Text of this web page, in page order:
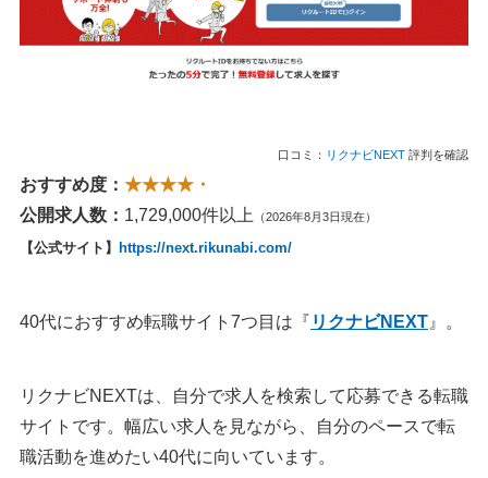
口コミ： リクナビNEXT 評判を確認
おすすめ度： ★★★★・
公開求人数： 1,729,000件以上 （2026年8月3日現在）
【公式サイト】 https://next.rikunabi.com/
40代におすすめ転職サイト7つ目は『 リクナビNEXT 』。
リクナビNEXTは、自分で求人を検索して応募できる転職
サイトです。幅広い求人を見ながら、自分のペースで転
職活動を進めたい40代に向いています。